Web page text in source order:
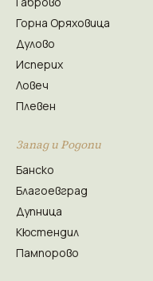
Горна Оряховица
Дулово
Исперих
Ловеч
Плевен
Запад и Родопи
Банско
Благоевград
Дупница
Кюстендил
Пампорово